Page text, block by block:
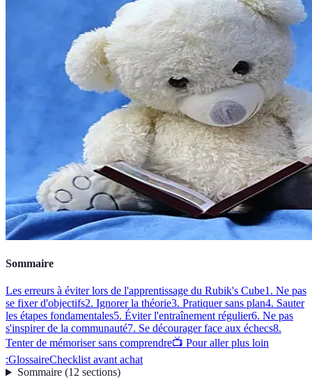
Sommaire
Les erreurs à éviter lors de l'apprentissage du Rubik's Cube1. Ne pas
se fixer d'objectifs2. Ignorer la théorie3. Pratiquer sans plan4. Sauter
les étapes fondamentales5. Éviter l'entraînement régulier6. Ne pas
s'inspirer de la communauté7. Se décourager face aux échecs8.
Tenter de mémoriser sans comprendre📺 Pour aller plus loin
:GlossaireChecklist avant achat
Sommaire(12 sections)